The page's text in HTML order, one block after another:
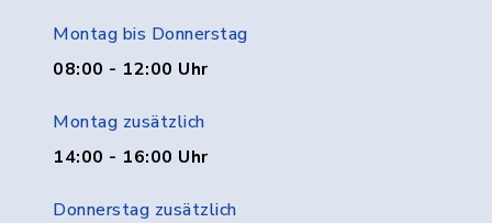
Montag bis Donnerstag
08:00 - 12:00 Uhr
Montag zusätzlich
14:00 - 16:00 Uhr
Donnerstag zusätzlich